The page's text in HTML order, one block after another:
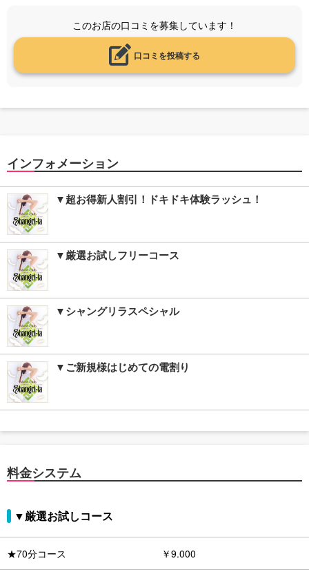
このお店の口コミを募集しています！
口コミを投稿する
インフォメーション
▼超お得新人割引！ドキドキ体験ラッシュ！
▼厳選お試しフリーコース
▼シャングリラスペシャル
▼ご新規様はじめての電割り
料金システム
▼厳選お試しコース
★70分コース ￥9.000